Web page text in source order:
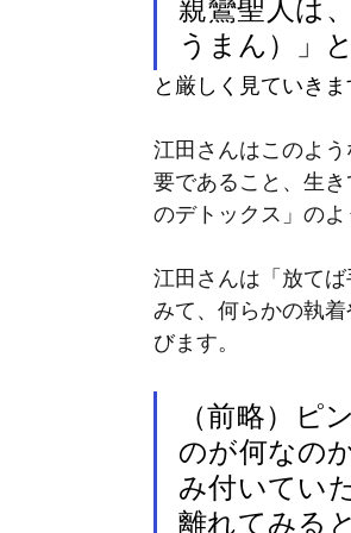
親鸞聖人は
うまん）」
と厳しく見ていき
江田さんはこのよ
要であること、生
のデトックス」の
江田さんは「放て
みて、何らかの執
びます。
（前略）ピ
のが何なの
み付いてい
離れてみる